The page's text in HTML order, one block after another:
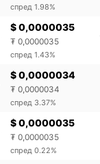
спред 1.98%
$ 0,0000035
₮ 0,0000035
спред 1.43%
$ 0,0000034
₮ 0,0000034
спред 3.37%
$ 0,0000035
₮ 0,0000035
спред 0.22%